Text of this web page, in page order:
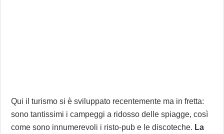
Qui il turismo si è sviluppato recentemente ma in fretta:
sono tantissimi i campeggi a ridosso delle spiagge, così
come sono innumerevoli i risto-pub e le discoteche. La